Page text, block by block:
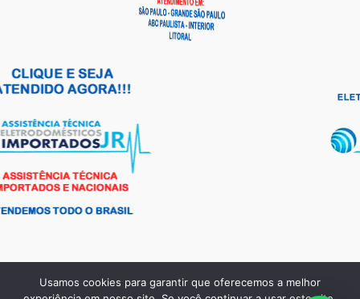
Copyright © 2026 Andrade Frio Peças para Eletrodomésticos |
Usamos cookies para garantir que oferecemos a melhor